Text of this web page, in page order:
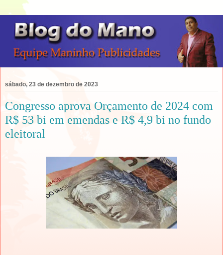
sábado, 23 de dezembro de 2023
Congresso aprova Orçamento de 2024 com
R$ 53 bi em emendas e R$ 4,9 bi no fundo
eleitoral